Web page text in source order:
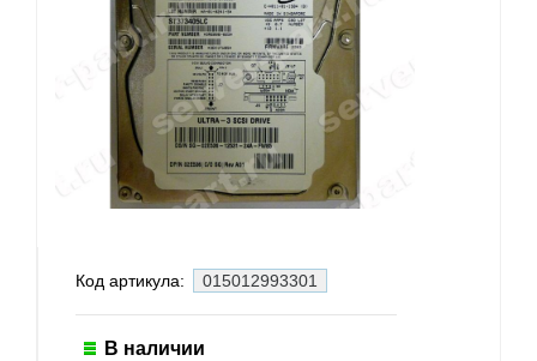
Код артикула: 015012993301
В наличии